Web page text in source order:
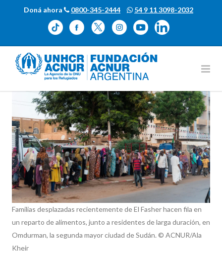
Doná ahora 0800-345-2444 54 9 11 3098-2032
Familias desplazadas recientemente de El Fasher hacen fila en
un reparto de alimentos, junto a residentes de larga duración, en
Omdurman, la segunda mayor ciudad de Sudán. © ACNUR/Ala
Kheir